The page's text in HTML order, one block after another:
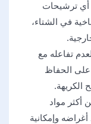
أي ترشيحات
في الشتاء،
تفاعله مع
على الحفاظ
الكريهة.
أكثر مواد
وإمكانية